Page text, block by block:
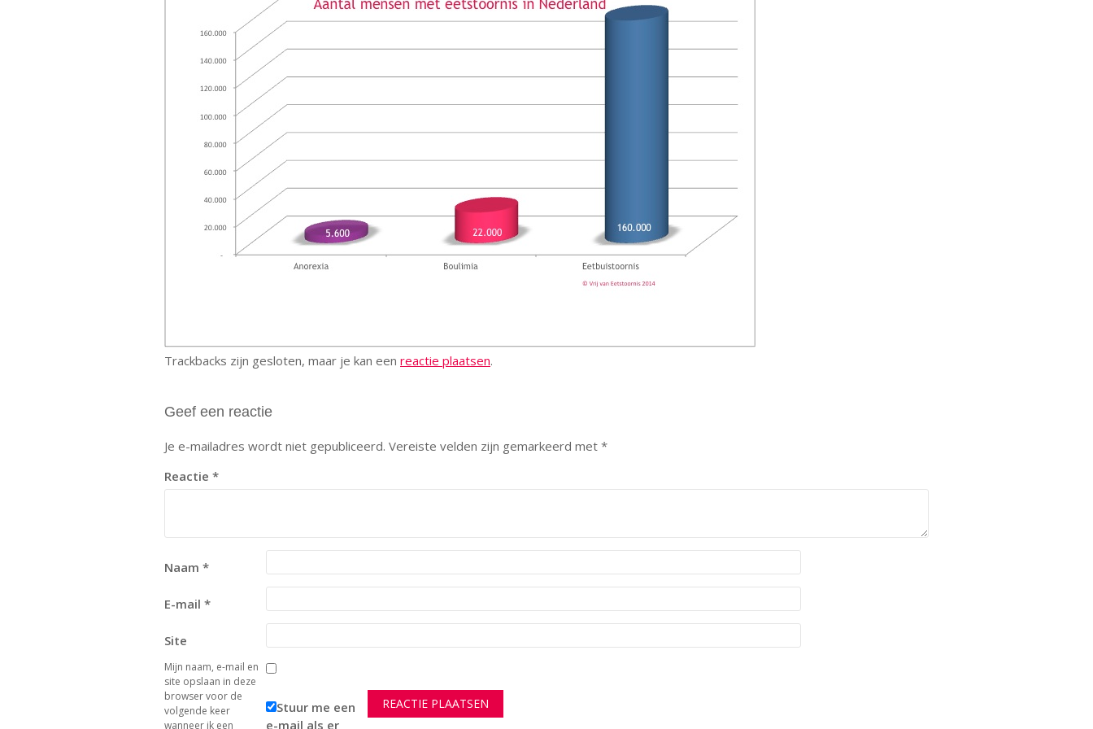
Trackbacks zijn gesloten, maar je kan een reactie plaatsen.
Geef een reactie
Je e-mailadres wordt niet gepubliceerd. Vereiste velden zijn gemarkeerd met *
Reactie *
Naam *
E-mail *
Site
Mijn naam, e-mail en
site opslaan in deze
browser voor de
volgende keer
wanneer ik een
Stuur me een
e-mail als er